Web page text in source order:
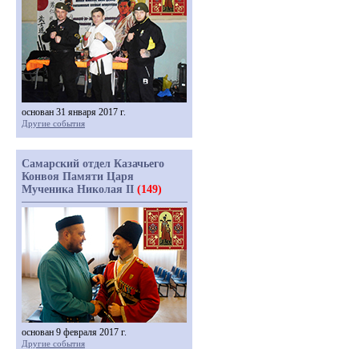
основан 31 января 2017 г.
Другие события
Самарский отдел Казачьего
Конвоя Памяти Царя
Мученика Николая II (149)
основан 9 февраля 2017 г.
Другие события